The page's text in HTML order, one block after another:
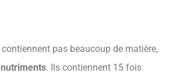
pas beaucoup de matière,
. Ils contiennent 15 fois